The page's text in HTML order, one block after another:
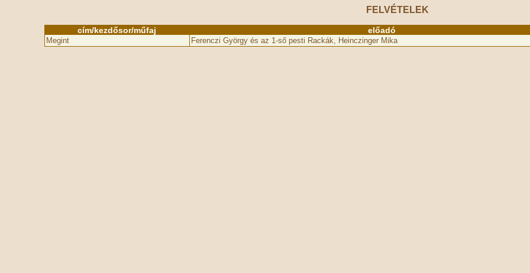
FELVÉTELEK
cím/kezdősor/műfaj előadó
Megint Ferenczi György és az 1-ső pesti Rackák, Heinczinger Mika